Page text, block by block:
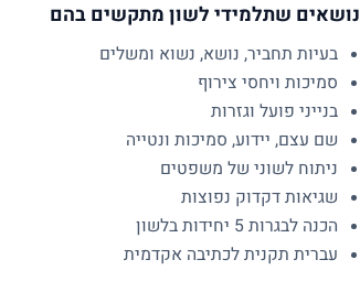
נושאים שתלמידי לשון מתקשים בהם
בעיות תחביר, נושא, נשוא ומשלים
סמיכות ויחסי צירוף
בנייני פועל וגזרות
שם עצם, יידוע, סמיכות ונטייה
ניתוח לשוני של משפטים
שגיאות דקדוק נפוצות
הכנה לבגרות 5 יחידות בלשון
עברית תקנית לכתיבה אקדמית